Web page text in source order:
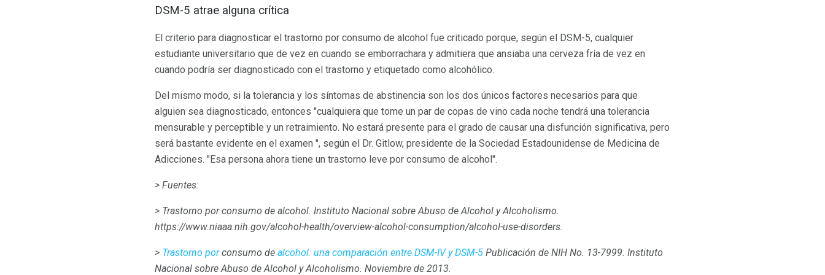
DSM-5 atrae alguna crítica
El criterio para diagnosticar el trastorno por consumo de alcohol fue criticado porque, según el DSM-5, cualquier
estudiante universitario que de vez en cuando se emborrachara y admitiera que ansiaba una cerveza fría de vez en
cuando podría ser diagnosticado con el trastorno y etiquetado como alcohólico.
Del mismo modo, si la tolerancia y los síntomas de abstinencia son los dos únicos factores necesarios para que
alguien sea diagnosticado, entonces "cualquiera que tome un par de copas de vino cada noche tendrá una tolerancia
mensurable y perceptible y un retraimiento. No estará presente para el grado de causar una disfunción significativa, pero
será bastante evidente en el examen ", según el Dr. Gitlow, presidente de la Sociedad Estadounidense de Medicina de
Adicciones. "Esa persona ahora tiene un trastorno leve por consumo de alcohol".
> Fuentes:
> Trastorno por consumo de alcohol. Instituto Nacional sobre Abuso de Alcohol y Alcoholismo.
https://www.niaaa.nih.gov/alcohol-health/overview-alcohol-consumption/alcohol-use-disorders.
> Trastorno porconsumo de alcohol: una comparación entre DSM-IV y DSM-5 Publicación de NIH No. 13-7999. Instituto
Nacional sobre Abuso de Alcohol y Alcoholismo. Noviembre de 2013.